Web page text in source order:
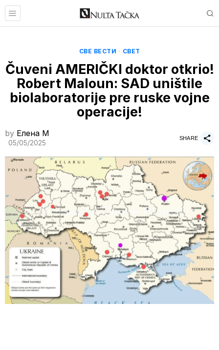
СВЕ ВЕСТИ · СВЕТ
Čuveni AMERIČKI doktor otkrio!
Robert Maloun: SAD uništile
biolaboratorije pre ruske vojne
operacije!
by Елена M
05/05/2025
SHARE